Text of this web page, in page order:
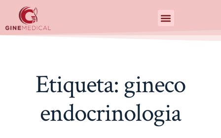
Etiqueta: gineco
endocrinologia